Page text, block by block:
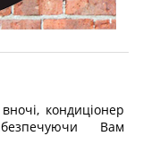
кондиціонер
Вам